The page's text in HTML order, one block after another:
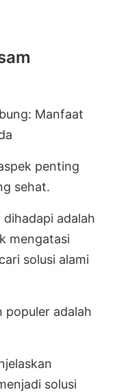
Manfaat
penting
sehat.
adalah
mengatasi
solusi alami
populer adalah
solusi